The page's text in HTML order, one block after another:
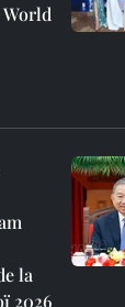
la
2026